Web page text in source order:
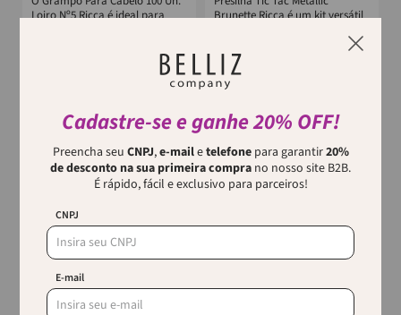
Cadastre-se e ganhe 20% OFF!
Preencha seu CNPJ,e-mailetelefonepara garantir20%
de desconto na sua primeira compra no nosso site B2B.
É rápido, fácil e exclusivo para parceiros!
CNPJ
E-mail
Loiro Nº5 Ricca é ideal para
Brunette Ricca é um kit versátil
especialment...
Quem viu, viu também